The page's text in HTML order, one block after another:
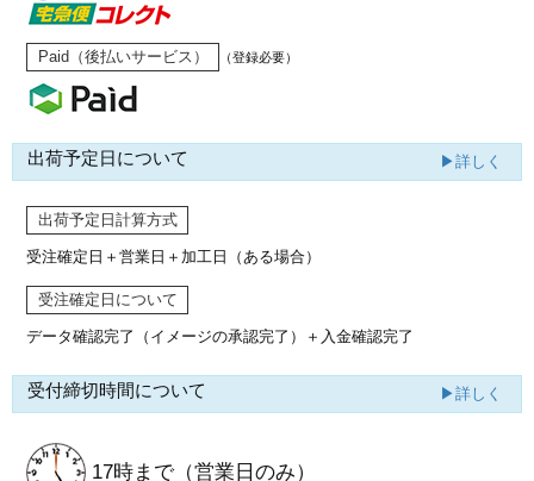
Paid（後払いサービス） （登録必要）
出荷予定日について ▶詳しく
出荷予定日計算方式
受注確定日＋営業日＋加工日（ある場合）
受注確定日について
データ確認完了（イメージの承認完了） ＋入金確認完了
受付締切時間について ▶詳しく
17時まで （営業日のみ）